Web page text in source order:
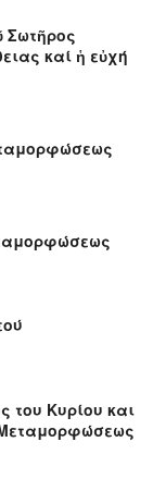
Σωτῆρος
καί ἡ εὐχή
του Κυρίου και